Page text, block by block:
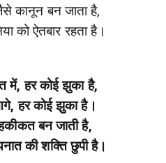
कानून बन जाता है,
को ऐतबार रहता है।
में, हर कोई झुका है,
हर कोई झुका है।
बन जाती है,
की शक्ति छुपी है।